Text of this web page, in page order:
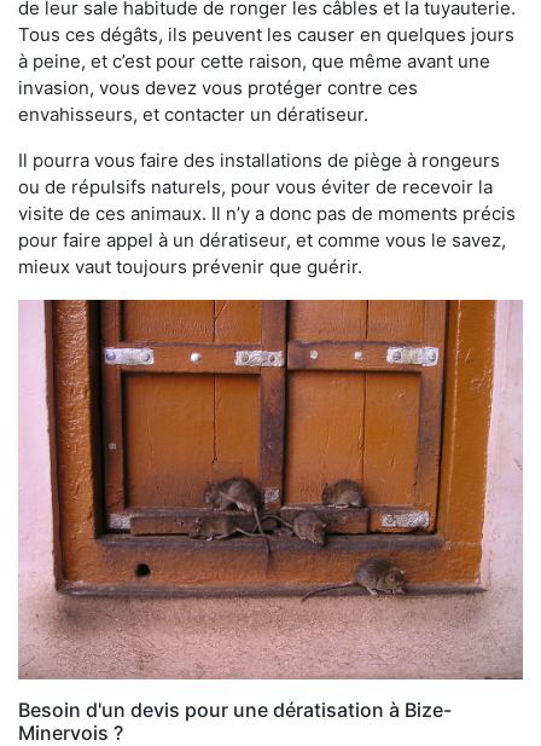
de leur sale habitude de ronger les câbles et la tuyauterie.
Tous ces dégâts, ils peuvent les causer en quelques jours
à peine, et c’est pour cette raison, que même avant une
invasion, vous devez vous protéger contre ces
envahisseurs, et contacter un dératiseur.
Il pourra vous faire des installations de piège à rongeurs
ou de répulsifs naturels, pour vous éviter de recevoir la
visite de ces animaux. Il n’y a donc pas de moments précis
pour faire appel à un dératiseur, et comme vous le savez,
mieux vaut toujours prévenir que guérir.
Besoin d'un devis pour une dératisation à Bize-
Minervois ?